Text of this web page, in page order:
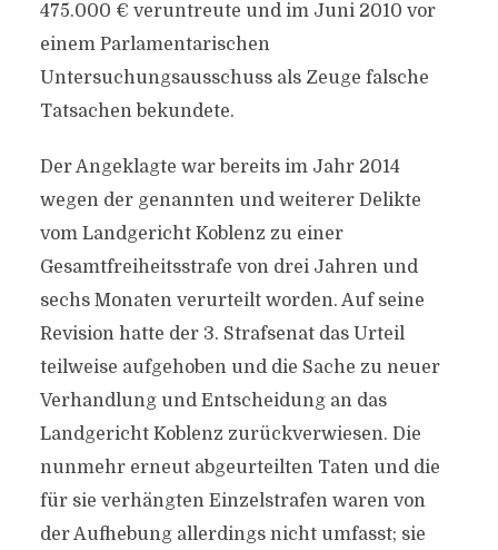
475.000 € veruntreute und im Juni 2010 vor
einem Parlamentarischen
Untersuchungsausschuss als Zeuge falsche
Tatsachen bekundete.
Der Angeklagte war bereits im Jahr 2014
wegen der genannten und weiterer Delikte
vom Landgericht Koblenz zu einer
Gesamtfreiheitsstrafe von drei Jahren und
sechs Monaten verurteilt worden. Auf seine
Revision hatte der 3. Strafsenat das Urteil
teilweise aufgehoben und die Sache zu neuer
Verhandlung und Entscheidung an das
Landgericht Koblenz zurückverwiesen. Die
nunmehr erneut abgeurteilten Taten und die
für sie verhängten Einzelstrafen waren von
der Aufhebung allerdings nicht umfasst; sie